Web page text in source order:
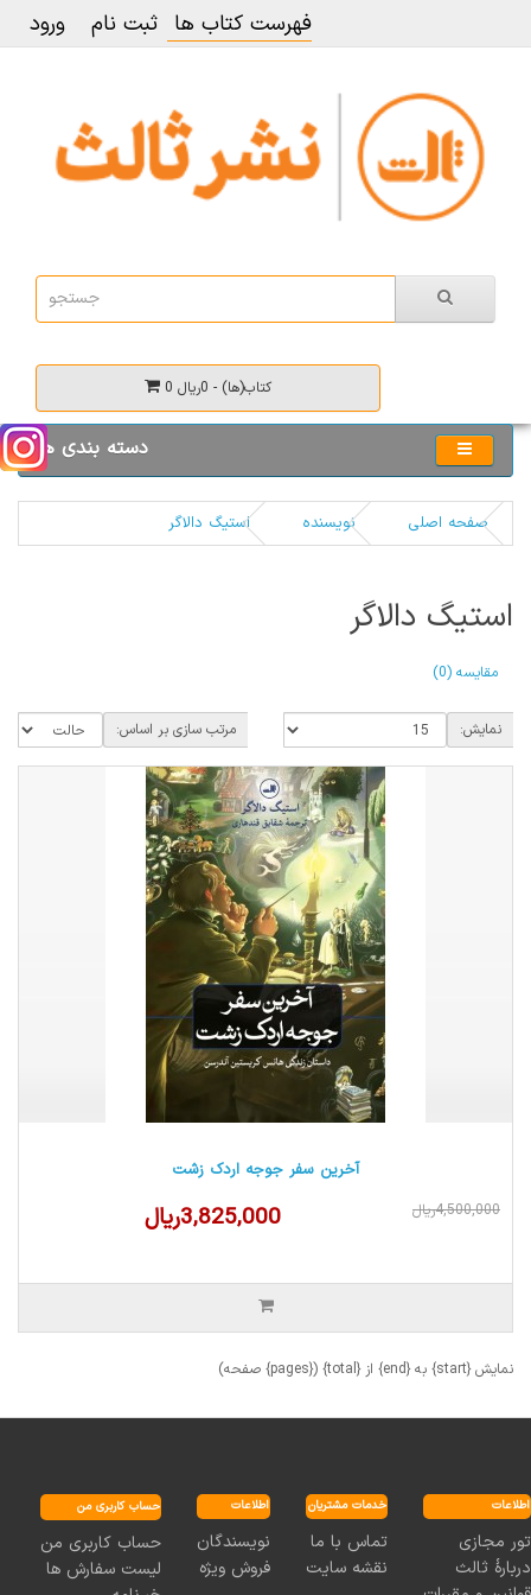
فهرست کتاب ها ثبت نام ورود
0 کتاب(ها) - 0ریال
دسته بندی ها
صفحه اصلی نویسنده استیگ دالاگر
استیگ دالاگر
مقایسه (0)
مرتب سازی بر اساس: نمایش:
آخرین سفر جوجه اردک زشت
3,825,000ریال 4,500,000ریال
نمایش {start} به {end} از {total} ({pages} صفحه)
اطلاعات
تور مجازی
دربارۀ ثالث
خدمات مشتریان
تماس با ما
نقشه سایت
اطلاعات
نویسندگان
فروش ویژه
حساب کاربری من
حساب کاربری من
لیست سفارش ها